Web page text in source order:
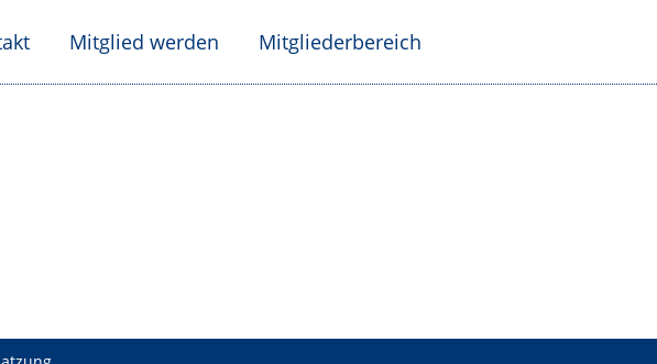
Mitglied werden Mitgliederbereich